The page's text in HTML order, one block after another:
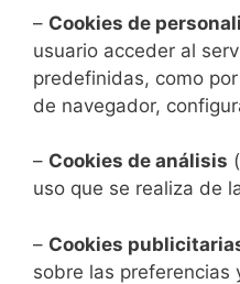
– Cookies de
usuario acceder al
predefinidas, como
de navegador,
– Cookies de análisis
uso que se realiza de
– Cookies
sobre las preferencias